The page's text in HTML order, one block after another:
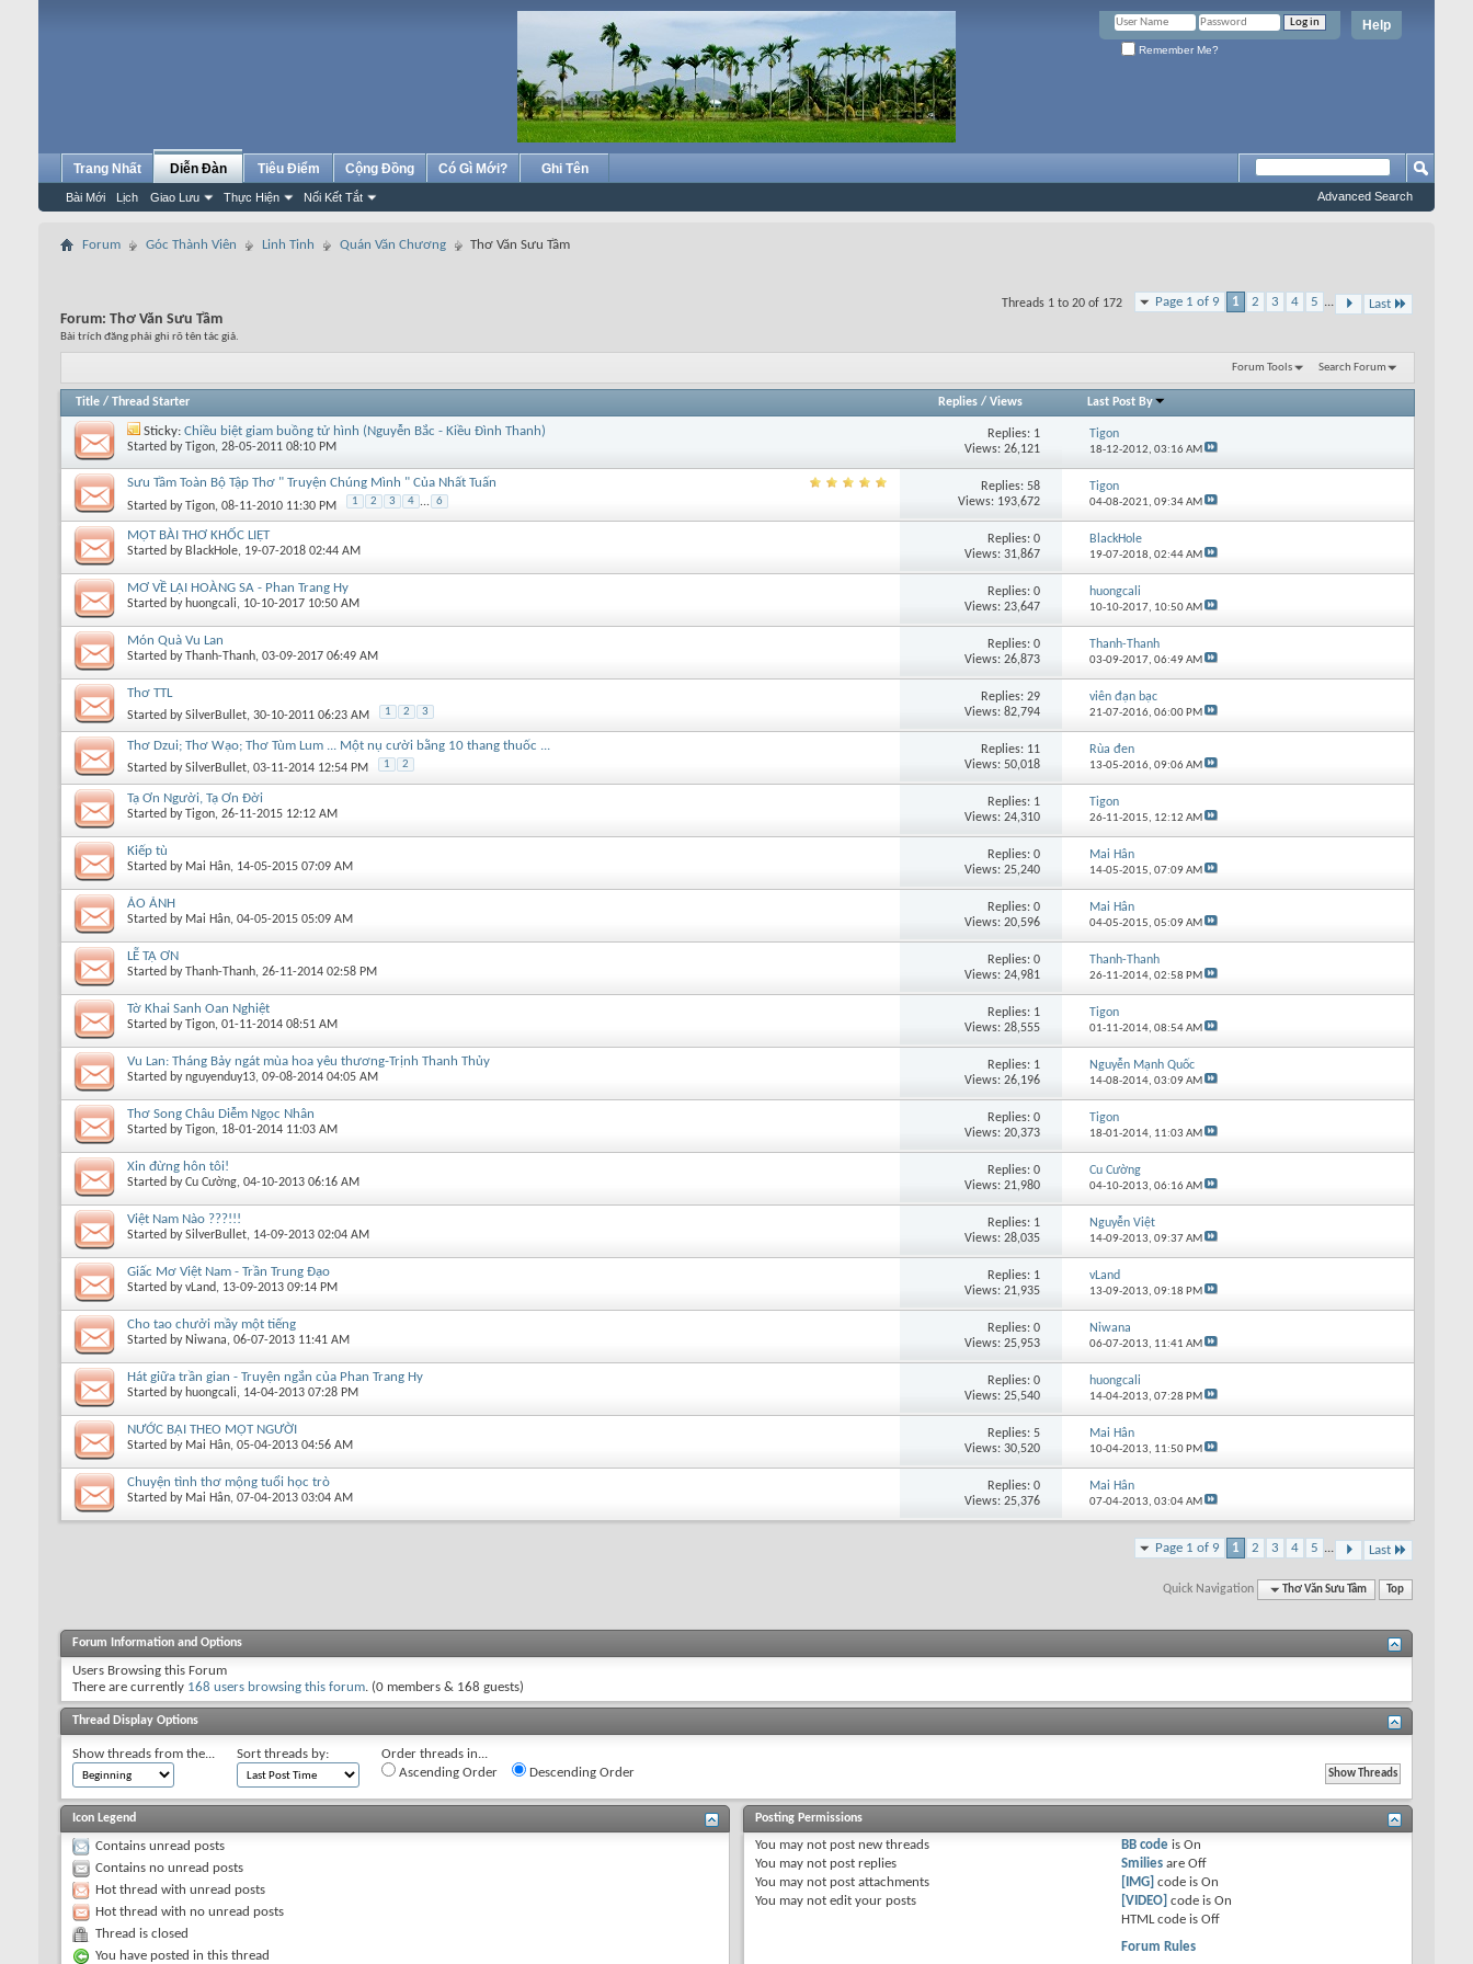
Help
Remember Me?
Trang Nhất Diễn Đàn
Bài Mới Lịch Giao Lưu Thực Hiện Nối Kết Tắt
Tiêu Điểm Cộng Đồng Có Gì Mới? Ghi Tên
Advanced Search
Forum Góc Thành Viên Linh Tinh Quán Văn Chương Thơ Văn Sưu Tầm
Page 1 of 9 1 2 3 4 5 ... Last
Threads 1 to 20 of 172
Forum: Thơ Văn Sưu Tầm
Bài trích đăng phải ghi rõ tên tác giả.
Forum Tools Search Forum
Title / Thread Starter Replies/ Views Last Post By
Sticky: Chiều biệt giam buồng tử hình (Nguyễn Bắc - Kiều Đình Thanh)
Started byTigon, 28-05-2011 08:10 PM
Replies: 1
Views: 26,121
Tigon
18-12-2012, 03:16 AM
Sưu Tầm Toàn Bộ Tập Thơ " Truyện Chúng Mình " Của Nhất Tuấn
Started byTigon, 08-11-2010 11:30 PM 1 2 3 4 ... 6
Replies: 58
Views: 193,672
Tigon
04-08-2021, 09:34 AM
MỘT BÀI THƠ KHỐC LIỆT
Started by BlackHole, 19-07-2018 02:44 AM
Replies: 0
Views: 31,867
BlackHole
19-07-2018, 02:44 AM
MƠ VỀ LẠI HOÀNG SA - Phan Trang Hy
Started by huongcali, 10-10-2017 10:50 AM
Replies: 0
Views: 23,647
huongcali
10-10-2017, 10:50 AM
Món Quà Vu Lan
Started byThanh-Thanh, 03-09-2017 06:49 AM
Replies: 0
Views: 26,873
Thanh-Thanh
03-09-2017, 06:49 AM
Thơ TTL
Started bySilverBullet, 30-10-2011 06:23 AM 1 2 3
Replies: 29
Views: 82,794
viên đạn bạc
21-07-2016, 06:00 PM
Thơ Dzui; Thơ Wạo; Thơ Tùm Lum ... Một nụ cười bằng 10 thang thuốc ...
Started bySilverBullet, 03-11-2014 12:54 PM 1 2
Replies: 11
Views: 50,018
Rùa đen
13-05-2016, 09:06 AM
Tạ Ơn Người, Tạ Ơn Đời
Started byTigon, 26-11-2015 12:12 AM
Replies: 1
Views: 24,310
Tigon
26-11-2015, 12:12 AM
Kiếp tù
Started by Mai Hân, 14-05-2015 07:09 AM
Replies: 0
Views: 25,240
Mai Hân
14-05-2015, 07:09 AM
ẢO ẢNH
Started by Mai Hân, 04-05-2015 05:09 AM
Replies: 0
Views: 20,596
Mai Hân
04-05-2015, 05:09 AM
LỄ TẠ ƠN
Started byThanh-Thanh, 26-11-2014 02:58 PM
Replies: 0
Views: 24,981
Thanh-Thanh
26-11-2014, 02:58 PM
Tờ Khai Sanh Oan Nghiệt
Started byTigon, 01-11-2014 08:51 AM
Replies: 1
Views: 28,555
Tigon
01-11-2014, 08:54 AM
Vu Lan: Tháng Bảy ngát mùa hoa yêu thương-Trịnh Thanh Thủy
Started bynguyenduy13, 09-08-2014 04:05 AM
Replies: 1
Views: 26,196
Nguyễn Mạnh Quốc
14-08-2014, 03:09 AM
Thơ Song Châu Diễm Ngọc Nhân
Started byTigon, 18-01-2014 11:03 AM
Replies: 0
Views: 20,373
Tigon
18-01-2014, 11:03 AM
Xin đừng hôn tôi!
Started byCu Cường, 04-10-2013 06:16 AM
Replies: 0
Views: 21,980
Cu Cường
04-10-2013, 06:16 AM
Việt Nam Nào ???!!!
Started bySilverBullet, 14-09-2013 02:04 AM
Replies: 1
Views: 28,035
Nguyễn Việt
14-09-2013, 09:37 AM
Giấc Mơ Việt Nam - Trần Trung Đạo
Started byvLand, 13-09-2013 09:14 PM
Replies: 1
Views: 21,935
vLand
13-09-2013, 09:18 PM
Cho tao chưởi mầy một tiếng
Started by Nỉwana, 06-07-2013 11:41 AM
Replies: 0
Views: 25,953
Nỉwana
06-07-2013, 11:41 AM
Hát giữa trần gian - Truyện ngắn của Phan Trang Hy
Started by huongcali, 14-04-2013 07:28 PM
Replies: 0
Views: 25,540
huongcali
14-04-2013, 07:28 PM
NƯỚC BẠI THEO MỘT NGƯỜI
Started by Mai Hân, 05-04-2013 04:56 AM
Replies: 5
Views: 30,520
Mai Hân
10-04-2013, 11:50 PM
Chuyện tình thơ mộng tuổi học trò
Started by Mai Hân, 07-04-2013 03:04 AM
Replies: 0
Views: 25,376
Mai Hân
07-04-2013, 03:04 AM
Page 1 of 9 1 2 3 4 5 ... Last
Quick Navigation Thơ Văn Sưu Tầm Top
Forum Information and Options
Users Browsing this Forum
There are currently 168 users browsing this forum. (0 members & 168 guests)
Thread Display Options
Show threads from the... Sort threads by:
Order threads in...
Ascending Order
Descending Order
Icon Legend
Contains unread posts
Contains no unread posts
Hot thread with unread posts
Hot thread with no unread posts
Thread is closed
You have posted in this thread
Posting Permissions
You may not post new threads
You may not post replies
You may not post attachments
You may not edit your posts
BB code isOn
Smilies areOff
[IMG] code isOn
[VIDEO] code isOn
HTML code isOff
Forum Rules